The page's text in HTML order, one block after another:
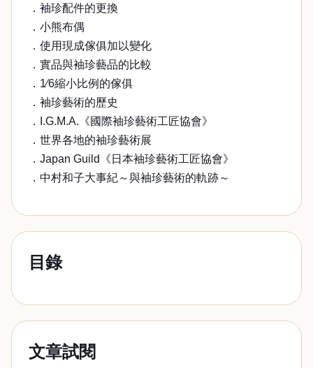
．袖珍配件的更換
．小熊布偶
．使用現成傢俱加以變化
．實品與袖珍藝品的比較
．1∕6縮小比例的傢俱
．袖珍藝術的歷史
．I.G.M.A.《國際袖珍藝術工匠協會》
．世界各地的袖珍藝術展
．Japan Guild《日本袖珍藝術工匠協會》
．中村和子大事紀～與袖珍藝術的軌跡～
目錄
文章試閱